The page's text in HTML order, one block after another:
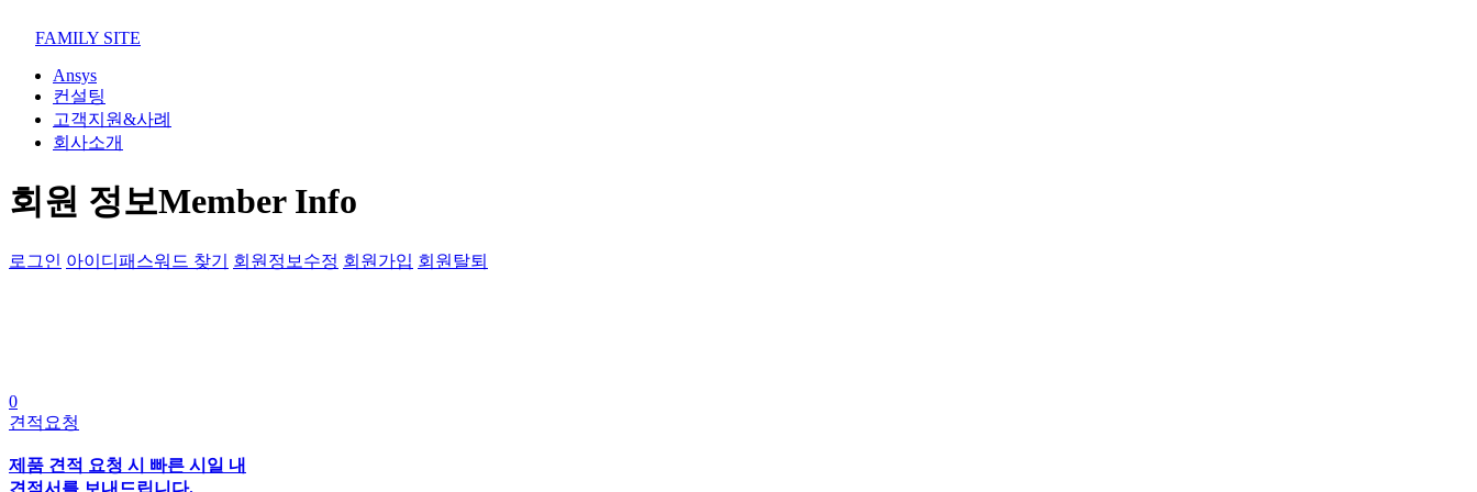
FAMILY SITE
Ansys
컨설팅
고객지원&사례
회사소개
회원 정보Member Info
로그인 아이디패스워드 찾기 회원정보수정 회원가입 회원탈퇴
0
견적요청
제품 견적 요청 시 빠른 시일 내
견적서를 보내드립니다.